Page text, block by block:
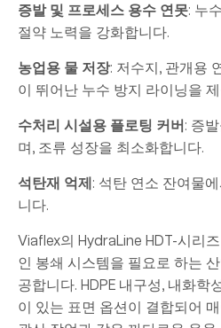
증발 및 프로세스 용수 연못: 누
절약 노력을 강화합니다.
농업용 물 저장: 저수지, 관개용
이 뛰어난 누수 방지 라이닝을
수처리 시설용 플로팅 커버 : 증
며, 조류 성장을 최소화합니다.
석탄재 억제 : 석탄 연소 잔여물
니다.
Viaflex의 HydraLine HDT-시리
인 봉쇄 시스템을 필요로 하는
공합니다. HDPE 내구성, 내화학
이 있는 표면 옵션이 결합되어